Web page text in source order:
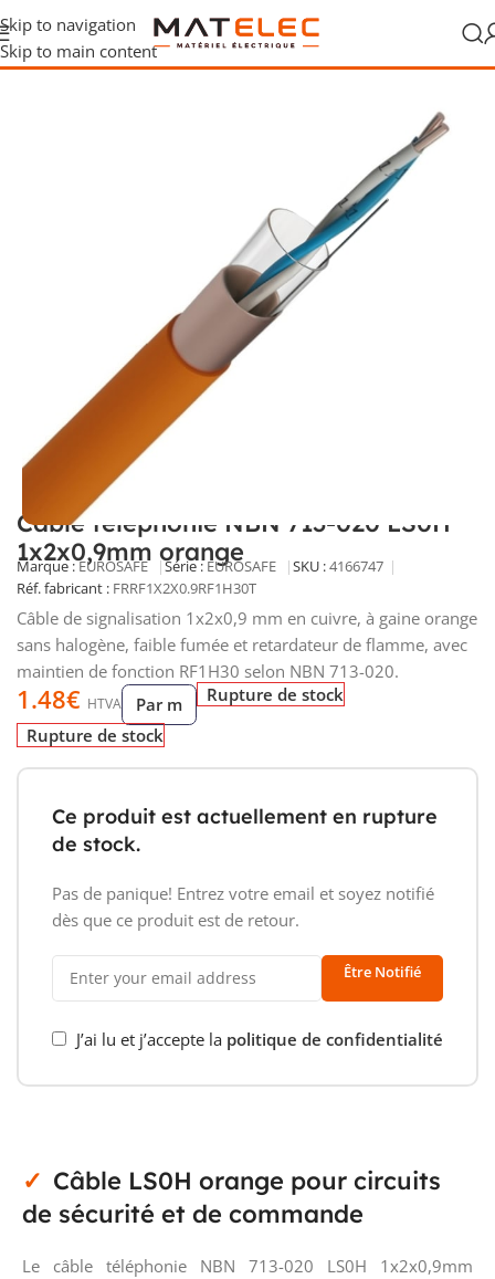
Skip to navigation
Skip to main content
/Câbles de commande et sécurité/Câbles résistants au feu
Câble téléphonie NBN 713-020 LS0H
1x2x0,9mm orange
Marque :EUROSAFE Série : EUROSAFE SKU :4166747
Réf. fabricant : FRRF1X2X0.9RF1H30T
Câble de signalisation 1x2x0,9 mm en cuivre, à gaine orange
sans halogène, faible fumée et retardateur de flamme, avec
maintien de fonction RF1H30 selon NBN 713-020.
1.48€ HTVA Par m
Rupture de stock
Rupture de stock
Ce produit est actuellement en rupture
de stock.
Pas de panique! Entrez votre email et soyez notifié
dès que ce produit est de retour.
Être Notifié
J’ai lu et j’accepte la politique de confidentialité
Câble LS0H orange pour circuits
de sécurité et de commande
Le câble téléphonie NBN 713-020 LS0H 1x2x0,9mm